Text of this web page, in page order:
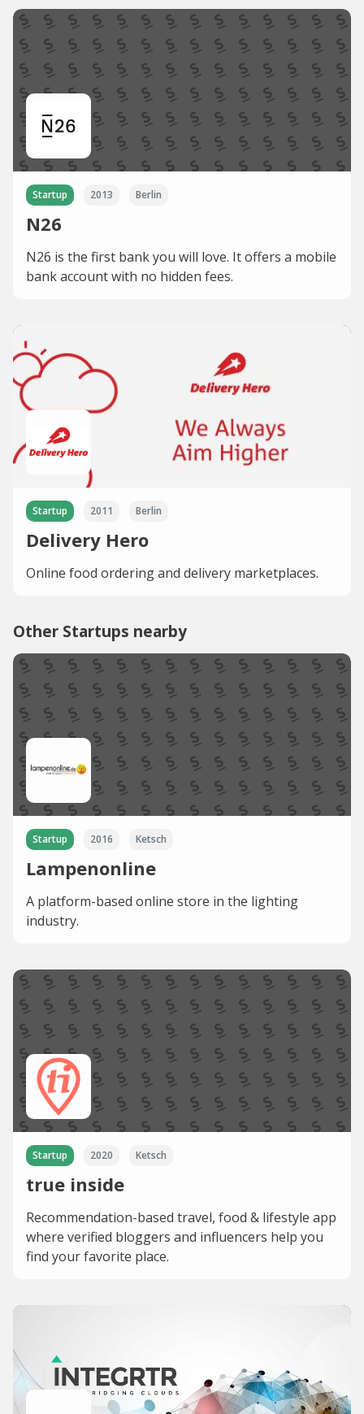
Startup 2013 Berlin
N26
N26 is the first bank you will love. It offers a mobile
bank account with no hidden fees.
Startup 2011 Berlin
Delivery Hero
Online food ordering and delivery marketplaces.
Other Startups nearby
Startup 2016 Ketsch
Lampenonline
A platform-based online store in the lighting
industry.
Startup 2020 Ketsch
true inside
Recommendation-based travel, food & lifestyle app
where verified bloggers and influencers help you
find your favorite place.